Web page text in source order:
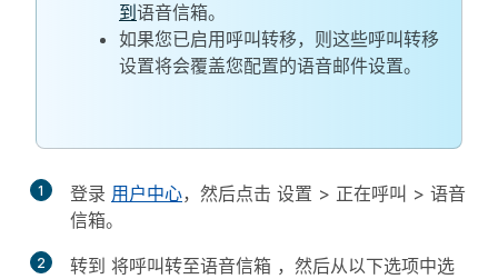
到 语音信箱。
如果您已启用呼叫转移，则这些呼叫转移
设置将会覆盖您配置的语音邮件设置。
1 登录 用户中心，然后点击 设置 > 正在呼叫 > 语音
信箱。
2 转到 将呼叫转至语音信箱 ，然后从以下选项中选